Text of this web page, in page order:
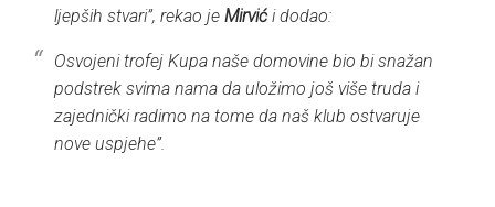
ljepših stvari”, rekao jeMirvići dodao:
Osvojeni trofej Kupa naše domovine bio bi snažan
podstrek svima nama da uložimo još više truda i
zajednički radimo na tome da naš klub ostvaruje
nove uspjehe”.